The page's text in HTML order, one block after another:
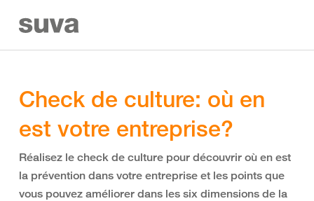
Check de culture: où en
est votre entreprise?
Réalisez le check de culture pour découvrir où en est
la prévention dans votre entreprise et les points que
vous pouvez améliorer dans les six dimensions de la